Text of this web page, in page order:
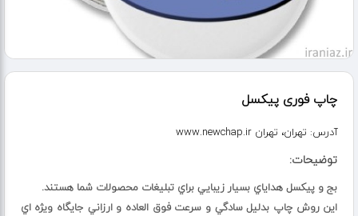
چاپ فوری پیکسل
آدرس: تهران، تهران www.newchap.ir
توضیحات:
بج و پيکسل هداياي بسيار زيبايي براي تبليغات محصولات شما هستند.
اين روش چاپ بدليل سادگي و سرعت فوق العاده و ارزاني جايگاه ويژه اي